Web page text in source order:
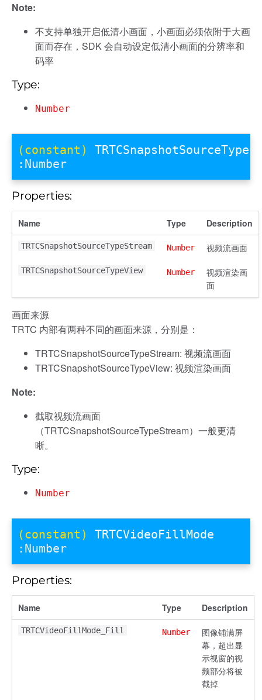
Note:
不支持单独开启低清小画面，小画面必须依附于大画
面而存在，SDK 会自动设定低清小画面的分辨率和
码率
Type:
Number
(constant) TRTCSnapshotSourceType
:Number
Properties:
Name Type Description
TRTCSnapshotSourceTypeStream Number 视频流画面
TRTCSnapshotSourceTypeView Number
视频渲染画
面
画面来源
TRTC 内部有两种不同的画面来源，分别是：
TRTCSnapshotSourceTypeStream: 视频流画面
TRTCSnapshotSourceTypeView: 视频渲染画面
Note:
截取视频流画面
（TRTCSnapshotSourceTypeStream）一般更清
晰。
Type:
Number
(constant) TRTCVideoFillMode
:Number
Properties:
Name Type Description
TRTCVideoFillMode_Fill Number
图像铺满屏
幕，超出显
示视窗的视
频部分将被
截掉